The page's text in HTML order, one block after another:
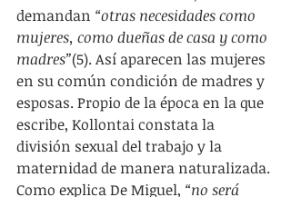
demandan “otras necesidades como
mujeres, como dueñas de casa y como
madres”(5). Así aparecen las mujeres
en su común condición de madres y
esposas. Propio de la época en la que
escribe, Kollontai constata la
división sexual del trabajo y la
maternidad de manera naturalizada.
Como explica De Miguel, “no será